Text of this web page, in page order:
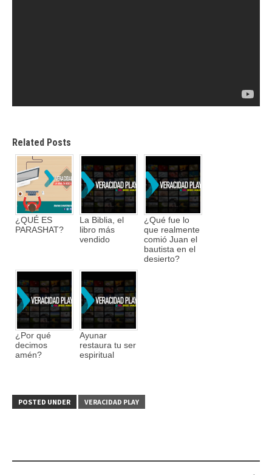
Related Posts
¿QUÉ ES
PARASHAT?
La Biblia, el
libro más
vendido
¿Qué fue lo
que realmente
comió Juan el
bautista en el
desierto?
¿Por qué
decimos
amén?
Ayunar
restaura tu ser
espiritual
POSTED UNDER VERACIDAD PLAY